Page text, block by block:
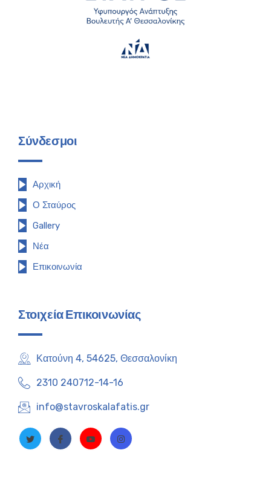
Σύνδεσμοι
Αρχική
Ο Σταύρος
Gallery
Νέα
Επικοινωνία
Στοιχεία Επικοινωνίας
Κατούνη 4, 54625, Θεσσαλονίκη
2310 240712-14-16
info@stavroskalafatis.gr